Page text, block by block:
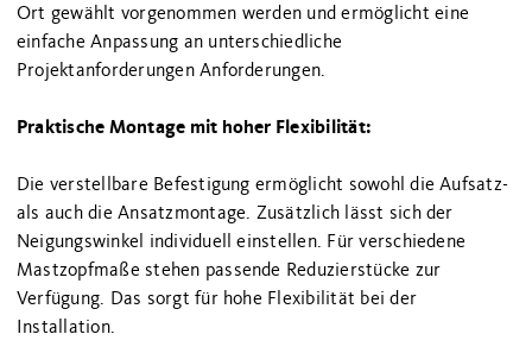
Ort gewählt vorgenommen werden und ermöglicht eine
einfache Anpassung an unterschiedliche
Projektanforderungen Anforderungen.
Praktische Montage mit hoher Flexibilität:
Die verstellbare Befestigung ermöglicht sowohl die Aufsatz-
als auch die Ansatzmontage. Zusätzlich lässt sich der
Neigungswinkel individuell einstellen. Für verschiedene
Mastzopfmaße stehen passende Reduzierstücke zur
Verfügung. Das sorgt für hohe Flexibilität bei der
Installation.